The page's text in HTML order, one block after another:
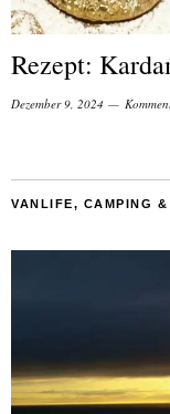
Rezept:
Dezember 9, 2024
VANLIFE, CAMPING &